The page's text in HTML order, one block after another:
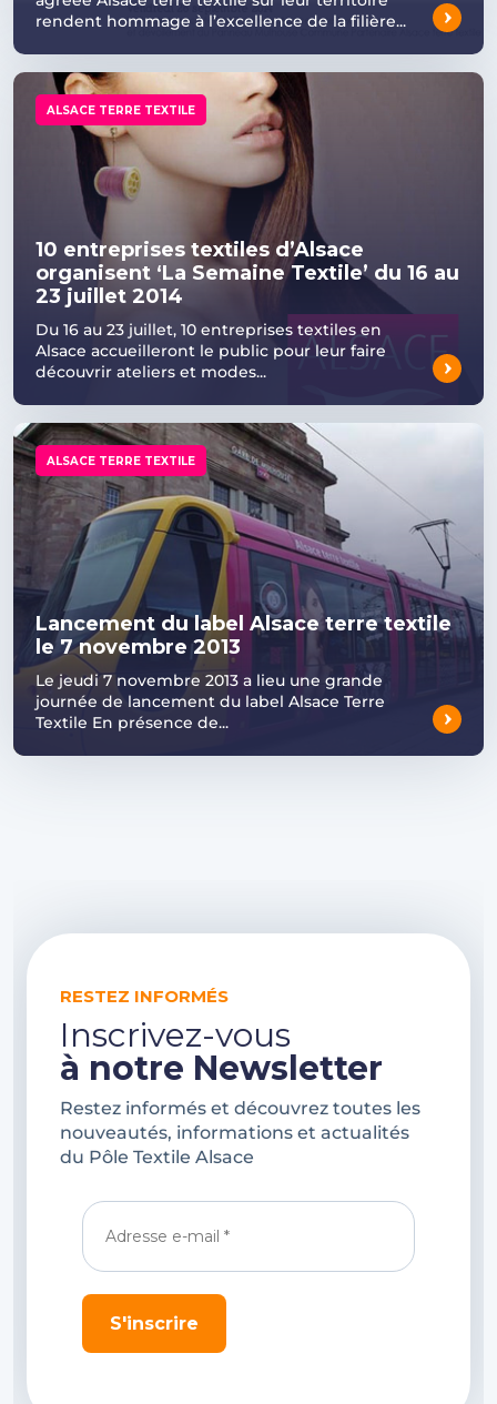
rendent hommage à l’excellence de la filière...
ALSACE TERRE TEXTILE
10 entreprises textiles d’Alsace
organisent ‘La Semaine Textile’ du 16 au
23 juillet 2014
Du 16 au 23 juillet, 10 entreprises textiles en
Alsace accueilleront le public pour leur faire
découvrir ateliers et modes...
ALSACE TERRE TEXTILE
Lancement du label Alsace terre textile
le 7 novembre 2013
Le jeudi 7 novembre 2013 a lieu une grande
journée de lancement du label Alsace Terre
Textile En présence de...
RESTEZ INFORMÉS
Inscrivez-vous
à notre Newsletter
Restez informés et découvrez toutes les
nouveautés, informations et actualités
du Pôle Textile Alsace